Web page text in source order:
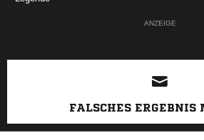
ANZEIGE
FALSCHES ERGEBNIS